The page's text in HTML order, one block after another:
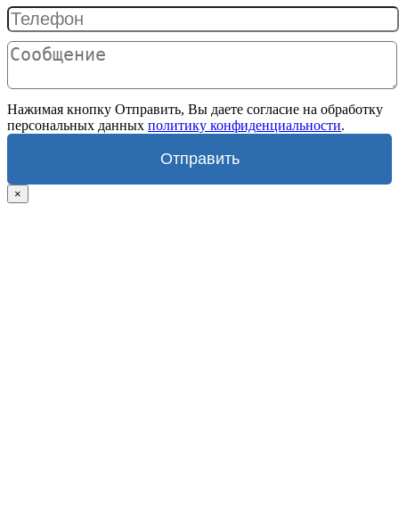
Нажимая кнопку Отправить, Вы даете согласие на обработку
персональных данных политику конфиденциальности.
Отправить
×